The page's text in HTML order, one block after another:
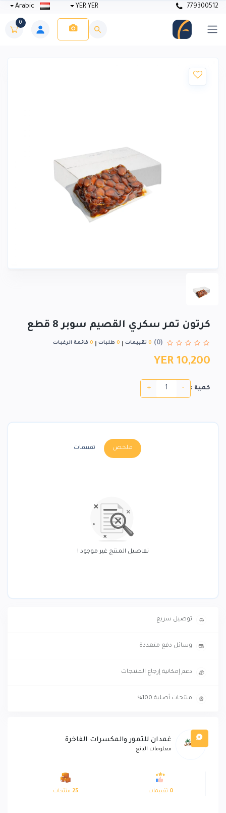
779300512
YER YER
0
كرتون تمر سكري القصيم سوبر 8 قطع
(0)
0 تقييمات 0 طلبات 0 قائمة الرغبات
YER 10,200
كمية : -
+
ملخص تقييمات
تفاصيل المنتج غير موجود !
توصيل سريع
وسائل دفع متعددة
دعم إمكانية إرجاع المنتجات
منتجات أصلية 100%
غمدان للتمور والمكسرات الفاخرة
معلومات البائع
0 تقييمات 25 منتجات